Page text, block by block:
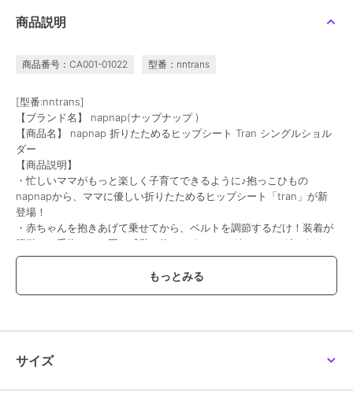
商品説明
商品番号：CA001-01022 型番：nntrans
[型番:nntrans]
【ブランド名】 napnap(ナップナップ )
【商品名】 napnap 折りたためるヒップシート Tran シングルショル
ダー
【商品説明】
・忙しいママがもっと楽しく子育てできるように♪抱っこひもの
napnapから、ママに優しい折りたためるヒップシート「tran」が新
登場！
・赤ちゃんを抱きあげて乗せてから、ベルトを調節するだけ！装着が
簡単で、手抱っこと同じ感覚で使いやすいシングルショルダータイ
プ。
・腰ベルトは、アジャストベルトを前に引くだけで簡単に調整が可
能。赤ちゃんの体重を腰で支えるため、ママ・パパの肩への負担が少
・ショルダーベルトには肩に優しいウレタンパッド付き。疲れた時は
左右の肩で掛け替えることもできるのがポイント！
サイズ